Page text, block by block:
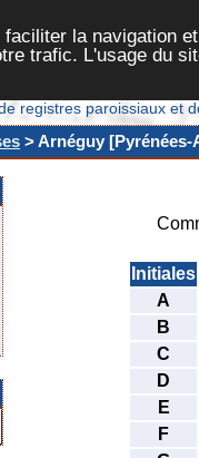
la navigation
trafic. L'usage du
registres paroissiaux et
> Arnéguy
Initiales
A
B
C
D
E
F